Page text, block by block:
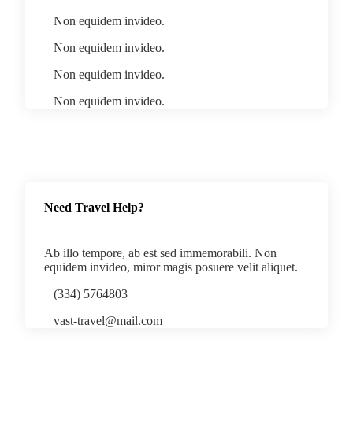
Non equidem invideo.
Non equidem invideo.
Non equidem invideo.
Non equidem invideo.
Need Travel Help?
Ab illo tempore, ab est sed immemorabili. Non
equidem invideo, miror magis posuere velit aliquet.
(334) 5764803
vast-travel@mail.com